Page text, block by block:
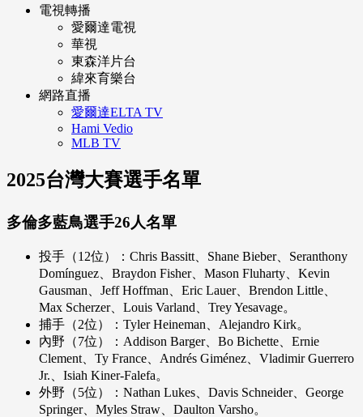
電視轉播
愛爾達電視
華視
東森洋片台
緯來育樂台
網路直播
愛爾達ELTA TV
Hami Vedio
MLB TV
2025台灣大賽選手名單
多倫多藍鳥選手26人名單
投手（12位）：Chris Bassitt、Shane Bieber、Seranthony
Domínguez、Braydon Fisher、Mason Fluharty、Kevin
Gausman、Jeff Hoffman、Eric Lauer、Brendon Little、
Max Scherzer、Louis Varland、Trey Yesavage。
捕手（2位）：Tyler Heineman、Alejandro Kirk。
內野（7位）：Addison Barger、Bo Bichette、Ernie
Clement、Ty France、Andrés Giménez、Vladimir Guerrero
Jr.、Isiah Kiner-Falefa。
外野（5位）：Nathan Lukes、Davis Schneider、George
Springer、Myles Straw、Daulton Varsho。